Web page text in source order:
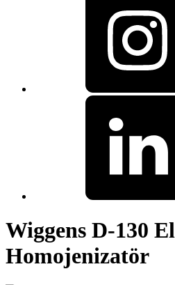
Wiggens D-130
Homojenizatör